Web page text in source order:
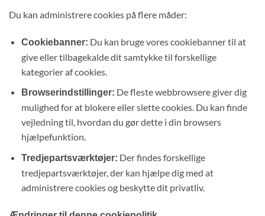
Du kan administrere cookies på flere måder:
Cookiebanner: Du kan bruge vores cookiebanner til at
give eller tilbagekalde dit samtykke til forskellige
kategorier af cookies.
Browserindstillinger: De fleste webbrowsere giver dig
mulighed for at blokere eller slette cookies. Du kan finde
vejledning til, hvordan du gør dette i din browsers
hjælpefunktion.
Tredjepartsværktøjer: Der findes forskellige
tredjepartsværktøjer, der kan hjælpe dig med at
administrere cookies og beskytte dit privatliv.